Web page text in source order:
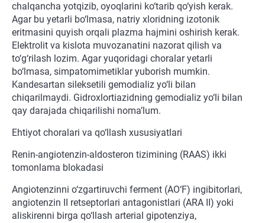
chalqancha yotqizib, oyoqlarini ko‘tarib qo‘yish kerak.
Agar bu yetarli bo‘lmasa, natriy xloridning izotonik
eritmasini quyish orqali plazma hajmini oshirish kerak.
Elektrolit va kislota muvozanatini nazorat qilish va
to‘g‘rilash lozim. Agar yuqoridagi choralar yetarli
bo‘lmasa, simpatomimetiklar yuborish mumkin.
Kandesartan sileksetili gemodializ yo‘li bilan
chiqarilmaydi. Gidroxlortiazidning gemodializ yo‘li bilan
qay darajada chiqarilishi noma’lum.
Ehtiyot choralari va qo‘llash xususiyatlari
Renin-angiotenzin-aldosteron tizimining (RAAS) ikki
tomonlama blokadasi
Angiotenzinni o‘zgartiruvchi ferment (AO‘F) ingibitorlari,
angiotenzin II retseptorlari antagonistlari (ARA II) yoki
aliskirenni birga qo‘llash arterial gipotenziya,